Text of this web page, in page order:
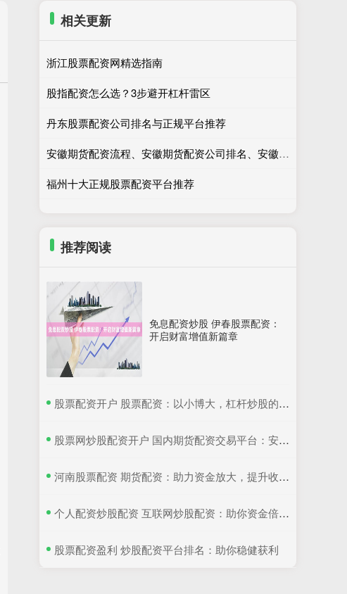
相关更新
浙江股票配资网精选指南
股指配资怎么选？3步避开杠杆雷区
丹东股票配资公司排名与正规平台推荐
安徽期货配资流程、安徽期货配资公司排名、安徽期货配资注意事项
福州十大正规股票配资平台推荐
推荐阅读
免息配资炒股 伊春股票配资：
开启财富增值新篇章
​股票配资开户 股票配资：以小博大，杠杆炒股的含义
​股票网炒股配资开户 国内期货配资交易平台：安全可靠，助力投资
​河南股票配资 期货配资：助力资金放大，提升收益潜力
​个人配资炒股配资 互联网炒股配资：助你资金倍增，轻松理财
​股票配资盈利 炒股配资平台排名：助你稳健获利